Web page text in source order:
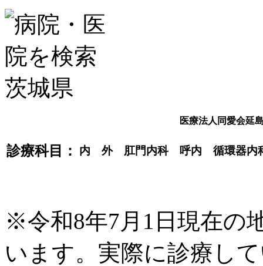
医療法人同愛会延
診療科目： 内 外 肛門内科 呼内 循環器内
※令和8年7月1日現在の
います。実際に診療し